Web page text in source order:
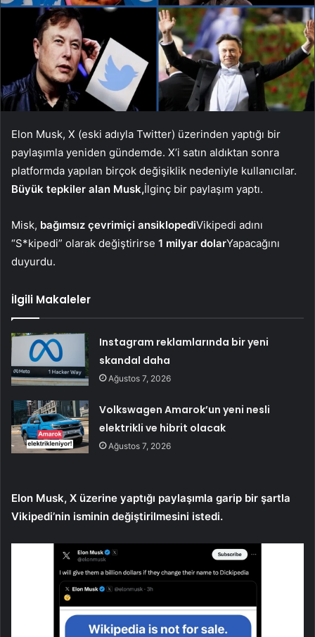
Elon Musk, X (eski adıyla Twitter) üzerinden yaptığı bir
paylaşımla yeniden gündemde. X’i satın aldıktan sonra
platformda yapılan birçok değişiklik nedeniyle kullanıcılar.
Büyük tepkiler alan Musk,İlginç bir paylaşım yaptı.
Misk, bağımsız çevrimiçi ansiklopediVikipedi adını
“S*kipedi” olarak değiştirirse 1 milyar dolarYapacağını
duyurdu.
İlgili Makaleler
Instagram reklamlarında bir yeni
skandal daha
Ağustos 7, 2026
Volkswagen Amarok’un yeni nesli
elektrikli ve hibrit olacak
Ağustos 7, 2026
Elon Musk, X üzerine yaptığı paylaşımla garip bir şartla
Vikipedi’nin isminin değiştirilmesini istedi.